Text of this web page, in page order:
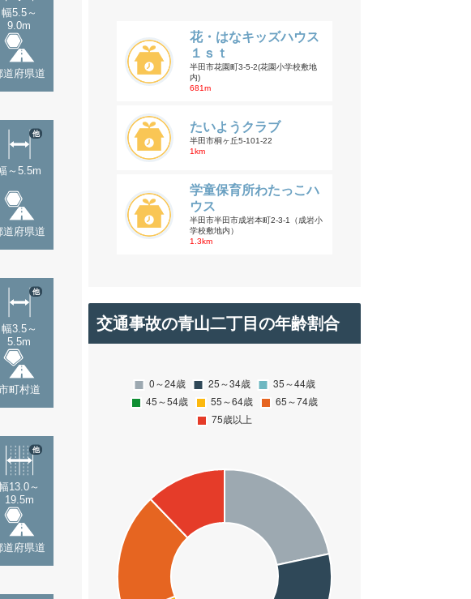
幅5.5～
9.0m
道府県道
～5.5m
他
道府県道
幅3.5～
5.5m
他
町村道
13.0～
19.5m
他
道府県道
花・はなキッズハウス
１ｓｔ
半田市花園町3-5-2(花園小学校敷地
内)
681m
たいようクラブ
半田市桐ヶ丘5-101-22
1km
学童保育所わたっこハ
ウス
半田市半田市成岩本町2-3-1（成岩小
学校敷地内）
1.3km
交通事故の青山二丁目の年齢割合